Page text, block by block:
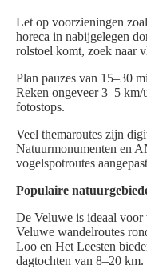
Let op voorzieningen
horeca in nabijgelegen
rolstoel komt, zoek naar
Plan pauzes van 15–30
Reken ongeveer 3–5
fotostops.
Veel themaroutes zijn
Natuurmonumenten en
vogelspotroutes
Populaire
De Veluwe is ideaal voor
Veluwe wandelroutes
Loo en Het Leesten
dagtochten van 8–20 km.